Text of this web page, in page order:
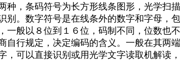
种，条码符号为长方形线条图形，光学扫
别。数字符号是在线条外的数字和字母，
一般以８位到１６位，码制不同，位数也
自行规定，决定编码的含义。一般在其两
，可以直接识别或用光学文字读取机解读